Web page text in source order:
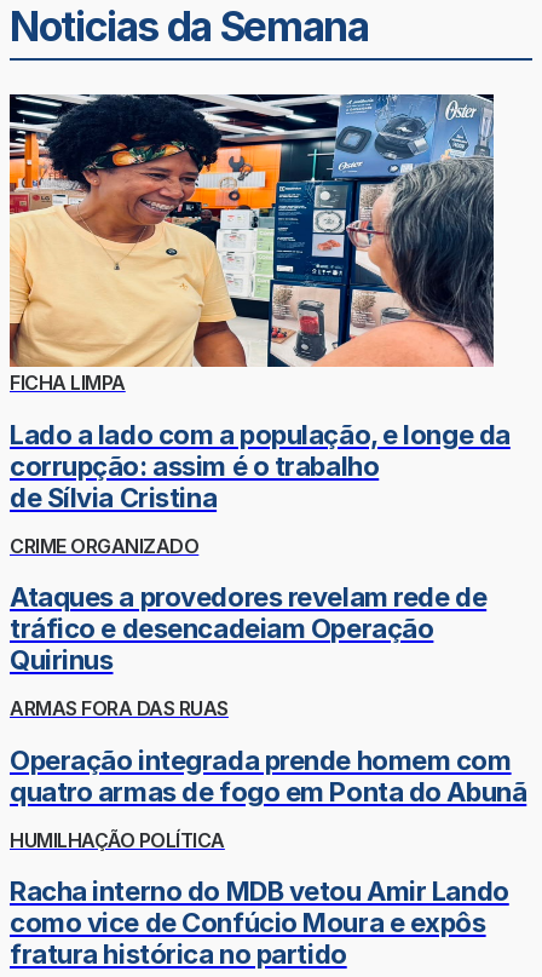
Noticias da Semana
FICHA LIMPA
Lado a lado com a população, e longe da
corrupção: assim é o trabalho
de Sílvia Cristina
CRIME ORGANIZADO
Ataques a provedores revelam rede de
tráfico e desencadeiam Operação
Quirinus
ARMAS FORA DAS RUAS
Operação integrada prende homem com
quatro armas de fogo em Ponta do Abunã
HUMILHAÇÃO POLÍTICA
Racha interno do MDB vetou Amir Lando
como vice de Confúcio Moura e expôs
fratura histórica no partido